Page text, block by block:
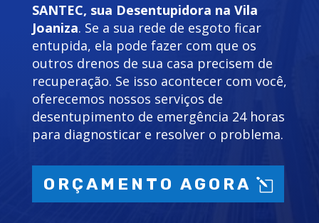
SANTEC, sua Desentupidora na Vila
Joaniza. Se a sua rede de esgoto ficar
entupida, ela pode fazer com que os
outros drenos de sua casa precisem de
recuperação. Se isso acontecer com você,
oferecemos nossos serviços de
desentupimento de emergência 24 horas
para diagnosticar e resolver o problema.
ORÇAMENTO AGORA